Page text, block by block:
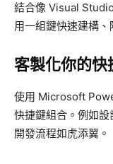
結合像 Visual
用一組鍵快速建構、
客製化你的快
使用 Microsoft
快捷鍵組合。例如
開發流程如虎添翼。